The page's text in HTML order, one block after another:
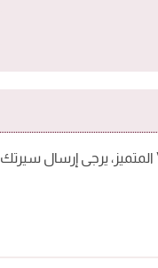
إذا كنت تجد في نفسك المؤهلات المطلوبة وترغب في الانضمام إلى فريق Vivartia المتميز، يرجى إرسال سيرتك